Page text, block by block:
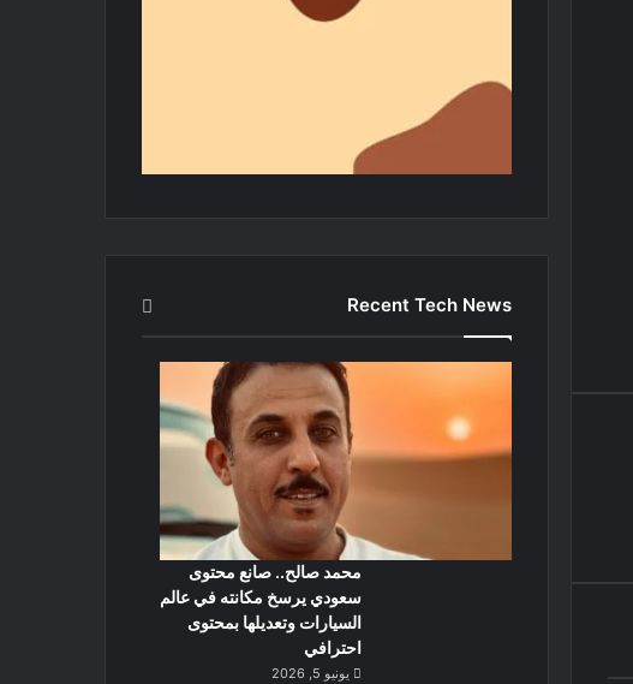
Recent Tech News
محمد صالح.. صانع محتوى
سعودي يرسخ مكانته في عالم
السيارات وتعديلها بمحتوى
احترافي
يونيو 5, 2026